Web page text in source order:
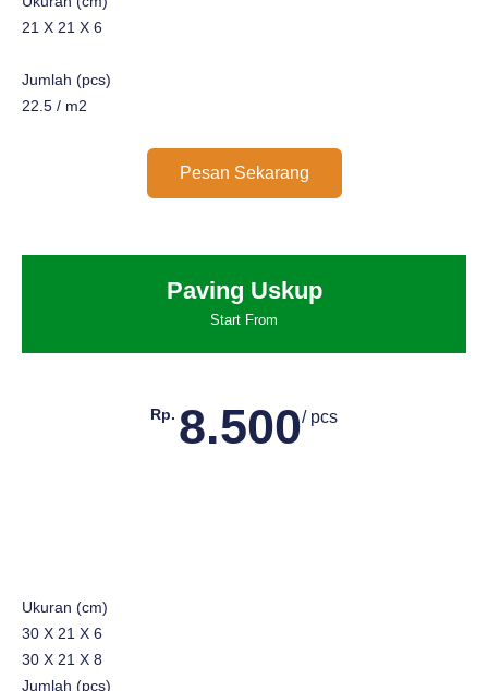
21 X 21 X 6
Jumlah (pcs)
22.5 / m2
Pesan Sekarang
Paving Uskup
Start From
Rp. 8.500/ pcs
Ukuran (cm)
30 X 21 X 6
30 X 21 X 8
Jumlah (pcs)